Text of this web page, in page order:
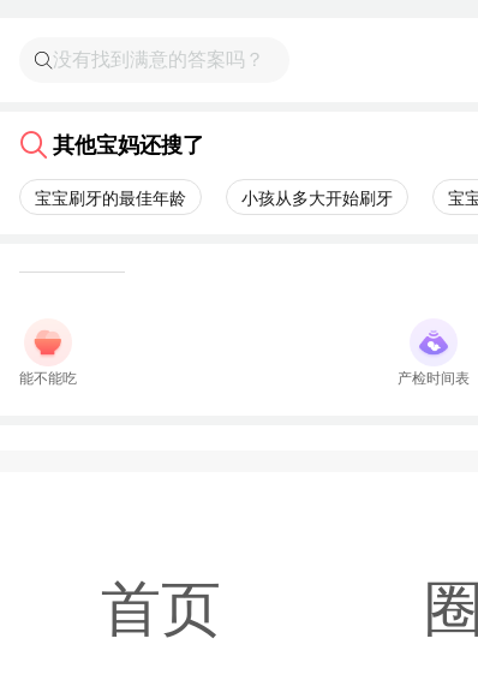
其他宝妈还搜了
宝宝刷牙的最佳年龄 小孩从多大开始刷牙 宝
能不能吃 产检时间表
首页